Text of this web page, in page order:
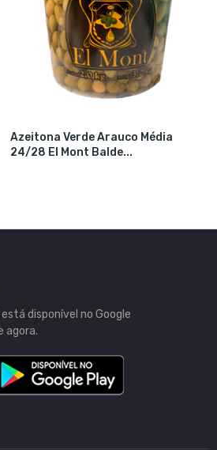
Azeitona Verde Arauco Média
24/28 El Mont Balde...
disponível no Google
agora.